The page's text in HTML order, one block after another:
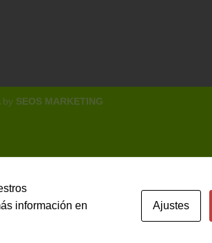
by SEOS MARKETING
información en
Ajustes
que